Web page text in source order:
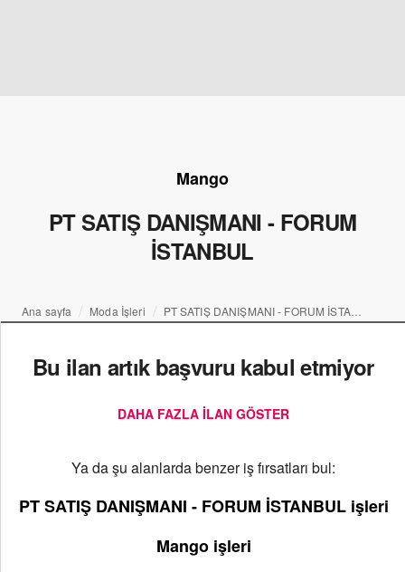
Mango
PT SATIŞ DANIŞMANI - FORUM
İSTANBUL
Ana sayfa Moda İşleri PT SATIŞ DANIŞMANI - FORUM İSTANBUL
Bu ilan artık başvuru kabul etmiyor
DAHA FAZLA ILAN GÖSTER
Ya da şu alanlarda benzer iş fırsatları bul:
PT SATIŞ DANIŞMANI - FORUM İSTANBUL işleri
Mango işleri